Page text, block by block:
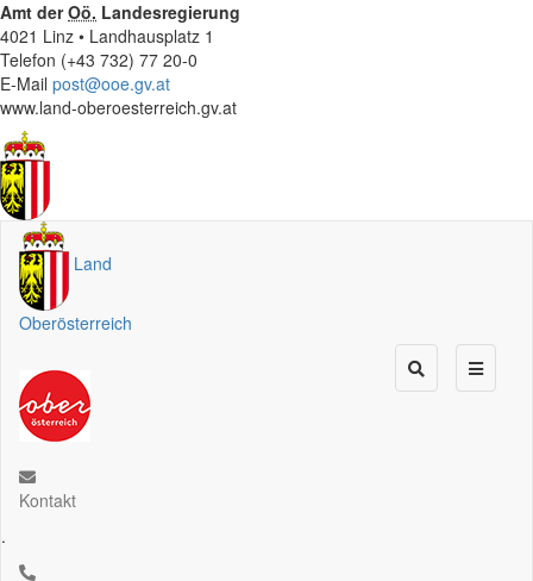
Amt derOö. Landesregierung
4021 Linz • Landhausplatz 1
Telefon (+43 732) 77 20-0
E-Mail post@ooe.gv.at
www.land-oberoesterreich.gv.at
Land
Oberösterreich
Kontakt
.